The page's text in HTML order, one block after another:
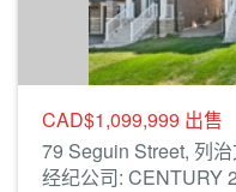
CAD$1,099,999 出售
79 Seguin Street, 列
经纪公司: CENTURY